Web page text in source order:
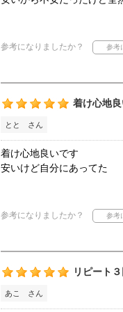
参考になりましたか？
着け心地
とと さん
着け心地良いです
安いけど自分にあってた
参考になりましたか？
リピート
あこ さん